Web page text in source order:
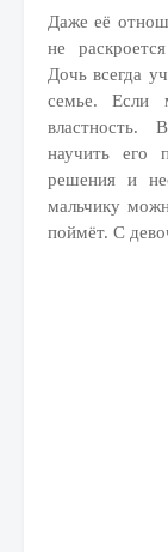
Даже её
не
Дочь всегда
семье. Если
властность.
научить его
решения и
мальчику
поймёт. С